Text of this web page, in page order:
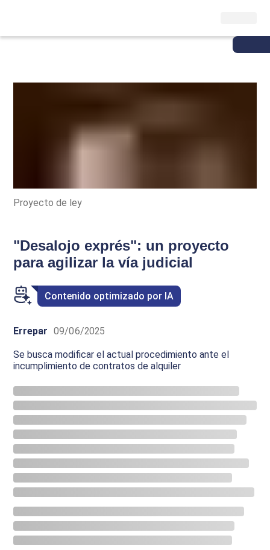
Proyecto de ley
"Desalojo exprés": un proyecto
para agilizar la vía judicial
Contenido optimizado por IA
Errepar 09/06/2025
Se busca modificar el actual procedimiento ante el
incumplimiento de contratos de alquiler